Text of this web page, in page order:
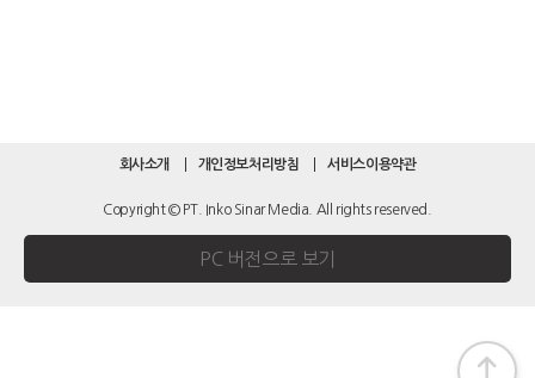
회사소개 개인정보처리방침 서비스이용약관
Copyright © PT. Inko Sinar Media. All rights reserved.
PC 버전으로 보기